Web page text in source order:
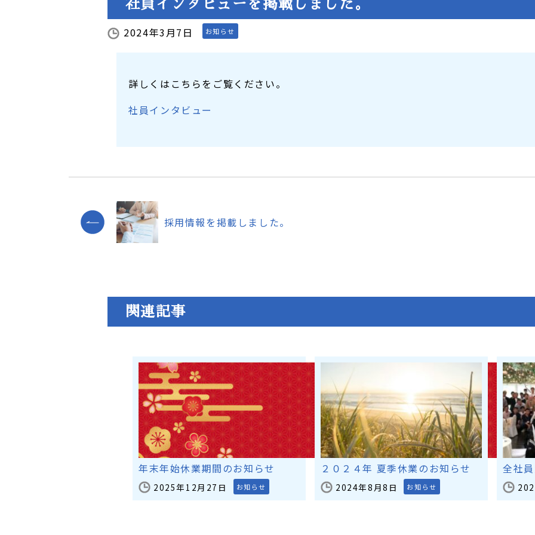
社員インタビューを掲載しました。
2024年3月7日
お知らせ
詳しくはこちらをご覧ください。
社員インタビュー
採用情報を掲載しました。
関連記事
年末年始休業期間のお知らせ
2025年12月27日 お知らせ
２０２４年 夏季休業のお知らせ
2024年8月8日 お知らせ
全社